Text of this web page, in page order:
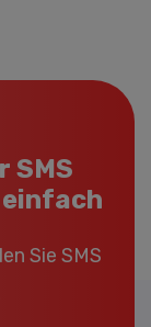
SMS
einfach
Sie SMS